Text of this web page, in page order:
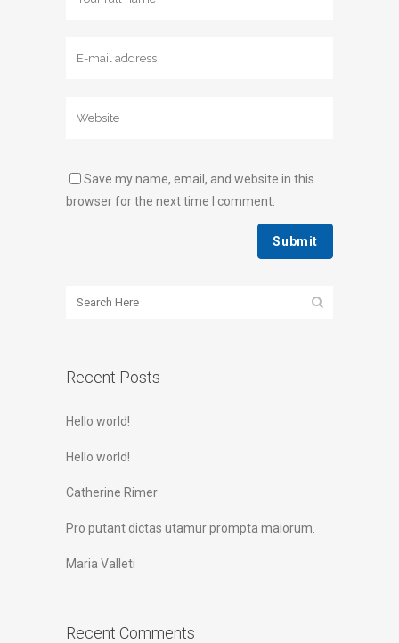
Save my name, email, and website in this
browser for the next time I comment.
Recent Posts
Hello world!
Hello world!
Catherine Rimer
Pro putant dictas utamur prompta maiorum.
Maria Valleti
Recent Comments